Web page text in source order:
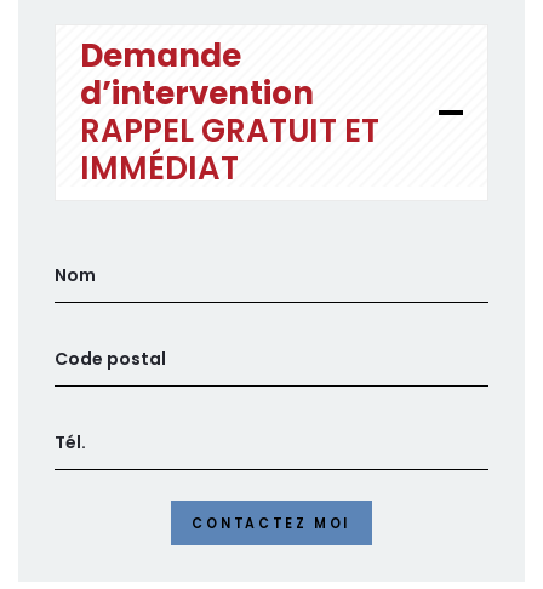
Demande
d’intervention
RAPPEL GRATUIT ET
IMMÉDIAT
CONTACTEZ MOI